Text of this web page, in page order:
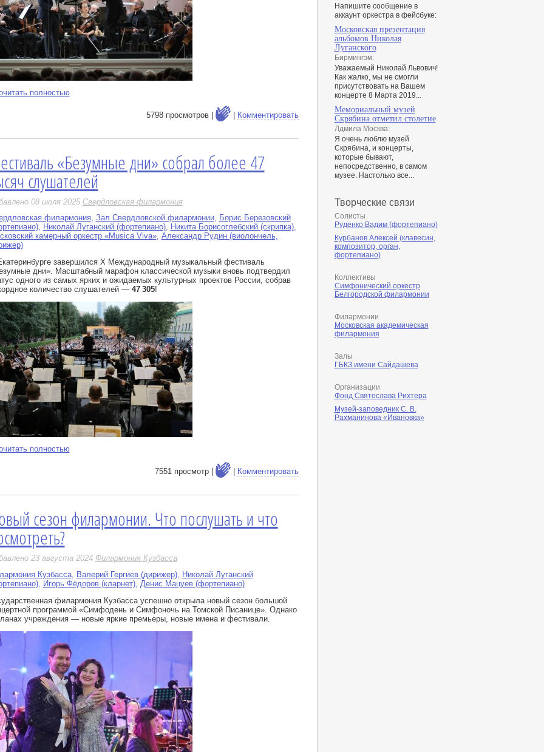
полностью
5798 просмотров | | Комментировать
«Безумные дни» собрал более 47
слушателей
08 июля 2025 Свердловская филармония
филармония, Зал Свердловской филармонии, Борис Березовский
, Николай Луганский (фортепиано), Никита Борисоглебский (скрипка),
камерный оркестр «Musica Viva», Александр Рудин (виолончель,
завершился Х Международный музыкальный фестиваль
дни». Масштабный марафон классической музыки вновь подтвердил
одного из самых ярких и ожидаемых культурных проектов России, собрав
количество слушателей — 47 305!
полностью
7551 просмотр | Комментировать
сезон филармонии. Что послушать и что
23 августа 2024 Филармония Кузбасса
Кузбасса, Валерий Гергиев (дирижер),
Николай Луганский
, Игорь Фёдоров (кларнет), Денис Мацуев (фортепиано)
филармония Кузбасса успешно открыла новый сезон большой
программой «Симфодень и Симфоночь на Томской Писанице». Однако
учреждения — новые яркие премьеры, новые имена и фестивали.
Напишите сообщение в
аккаунт оркестра в фейсбуке:
Московская презентация
альбомов Николая
Луганского
Бирмингэм:
Уважаемый Николай Львович!
Как жалко, мы не смогли
присутствовать на Вашем
концерте 8 Марта 2019...
Мемориальный музей
Скрябина отметил столетие
Лдмила Москва:
Я очень люблю музей
Скрябина, и концерты,
которые бывают,
непосредственно, в самом
музее. Настолько все...
Творческие связи
Солисты
Руденко Вадим (фортепиано)
Курбанов Алексей (клавесин,
композитор, орган,
фортепиано)
Коллективы
Симфонический оркестр
Белгородской филармонии
Филармонии
Московская академическая
филармония
Залы
ГБКЗ имени Сайдашева
Организации
Фонд Святослава Рихтера
Музей-заповедник С. В.
Рахманинова «Ивановка»